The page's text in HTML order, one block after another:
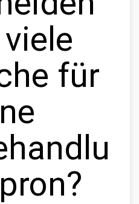
für